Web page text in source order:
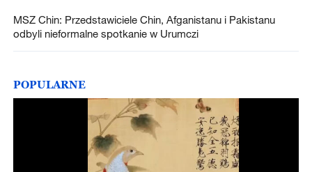
MSZ Chin: Przedstawiciele Chin, Afganistanu i Pakistanu
odbyli nieformalne spotkanie w Urumczi
POPULARNE